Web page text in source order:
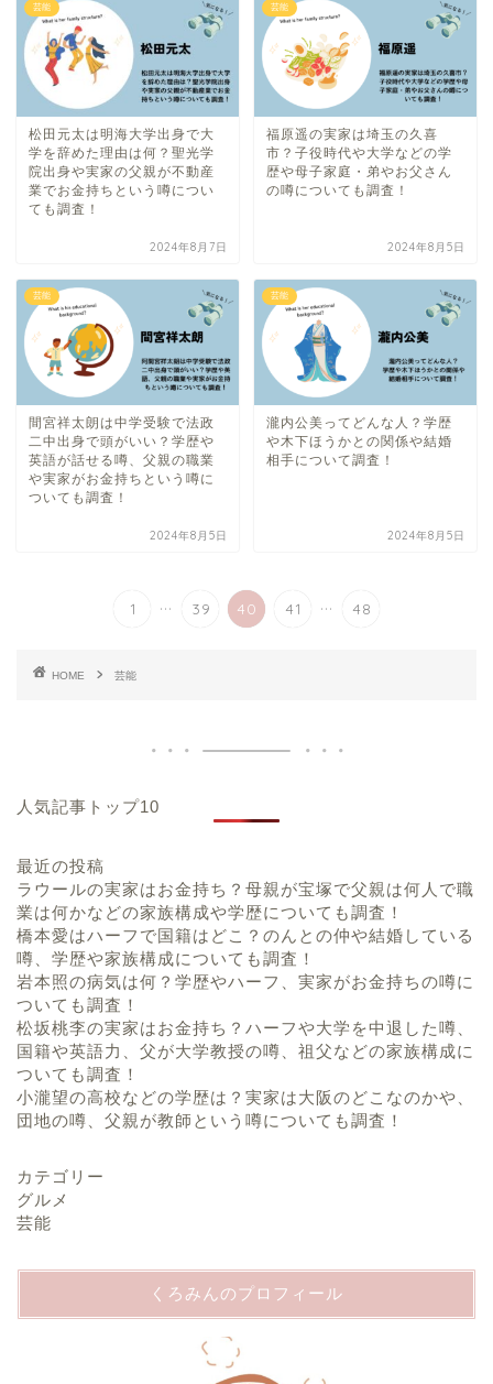
芸能
松田元太は明海大学出身で大
学を辞めた理由は何？聖光学
院出身や実家の父親が不動産
業でお金持ちという噂につい
ても調査！
2024年8月7日
芸能
福原遥の実家は埼玉の久喜
市？子役時代や大学などの学
歴や母子家庭・弟やお父さん
の噂についても調査！
2024年8月5日
芸能
間宮祥太朗は中学受験で法政
二中出身で頭がいい？学歴や
英語が話せる噂、父親の職業
や実家がお金持ちという噂に
ついても調査！
2024年8月5日
芸能
瀧内公美ってどんな人？学歴
や木下ほうかとの関係や結婚
相手について調査！
2024年8月5日
1 ... 39 40 41 ... 48
HOME 芸能
人気記事トップ10
最近の投稿
ラウールの実家はお金持ち？母親が宝塚で父親は何人で職
業は何かなどの家族構成や学歴についても調査！
橋本愛はハーフで国籍はどこ？のんとの仲や結婚している
噂、学歴や家族構成についても調査！
岩本照の病気は何？学歴やハーフ、実家がお金持ちの噂に
ついても調査！
松坂桃李の実家はお金持ち？ハーフや大学を中退した噂、
国籍や英語力、父が大学教授の噂、祖父などの家族構成に
ついても調査！
小瀧望の高校などの学歴は？実家は大阪のどこなのかや、
団地の噂、父親が教師という噂についても調査！
カテゴリー
グルメ
芸能
くろみんのプロフィール